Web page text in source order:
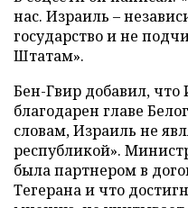
нас. Израиль –
государство и не
Штатам».
Бен-Гвир добавил, что
благодарен главе
словам, Израиль не
республикой».
была партнером в
Тегерана и что